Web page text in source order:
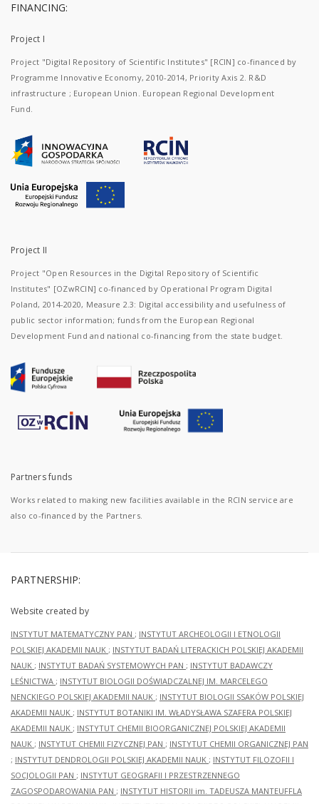
FINANCING:
Project I
Project "Digital Repository of Scientific Institutes" [RCIN] co-financed by
Programme Innovative Economy, 2010-2014, Priority Axis 2. R&D
infrastructure ; European Union. European Regional Development
Fund.
Project II
Project "Open Resources in the Digital Repository of Scientific
Institutes" [OZwRCIN] co-financed by Operational Program Digital
Poland, 2014-2020, Measure 2.3: Digital accessibility and usefulness of
public sector information; funds from the European Regional
Development Fund and national co-financing from the state budget.
Partners funds
Works related to making new facilities available in the RCIN service are
also co-financed by the Partners.
PARTNERSHIP:
Website created by
INSTYTUT MATEMATYCZNY PAN ; INSTYTUT ARCHEOLOGII I ETNOLOGII
POLSKIEJ AKADEMII NAUK ; INSTYTUT BADAŃ LITERACKICH POLSKIEJ AKADEMII
NAUK ; INSTYTUT BADAŃ SYSTEMOWYCH PAN ; INSTYTUT BADAWCZY
LEŚNICTWA ; INSTYTUT BIOLOGII DOŚWIADCZALNEJ IM. MARCELEGO
NENCKIEGO POLSKIEJ AKADEMII NAUK ; INSTYTUT BIOLOGII SSAKÓW POLSKIEJ
AKADEMII NAUK ; INSTYTUT BOTANIKI IM. WŁADYSŁAWA SZAFERA POLSKIEJ
AKADEMII NAUK ; INSTYTUT CHEMII BIOORGANICZNEJ POLSKIEJ AKADEMII
NAUK ; INSTYTUT CHEMII FIZYCZNEJ PAN ; INSTYTUT CHEMII ORGANICZNEJ PAN
; INSTYTUT DENDROLOGII POLSKIEJ AKADEMII NAUK ; INSTYTUT FILOZOFII I
SOCJOLOGII PAN ; INSTYTUT GEOGRAFII I PRZESTRZENNEGO
ZAGOSPODAROWANIA PAN ; INSTYTUT HISTORII im. TADEUSZA MANTEUFFLA